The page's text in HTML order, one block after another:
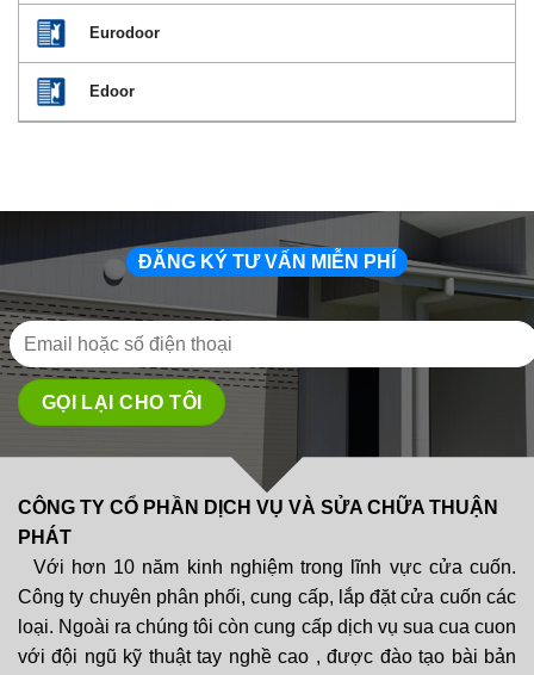
Eurodoor
Edoor
ĐĂNG KÝ TƯ VẤN MIỄN PHÍ
CÔNG TY CỔ PHẦN DỊCH VỤ VÀ SỬA CHỮA THUẬN
PHÁT
Với hơn 10 năm kinh nghiệm trong lĩnh vực cửa cuốn.
Công ty chuyên phân phối, cung cấp, lắp đặt cửa cuốn các
loại. Ngoài ra chúng tôi còn cung cấp dịch vụ sua cua cuon
với đội ngũ kỹ thuật tay nghề cao , được đào tạo bài bản